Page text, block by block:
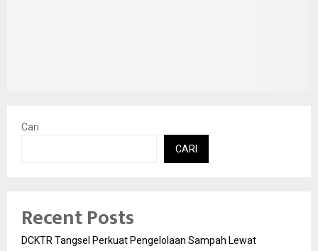
Cari
CARI
Recent Posts
DCKTR Tangsel Perkuat Pengelolaan Sampah Lewat